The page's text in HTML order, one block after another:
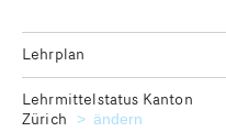
Lehrplan
Lehrmittelstatus Kanton
Zürich
Kanton für die
ändern